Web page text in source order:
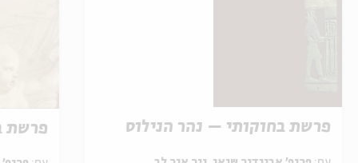
פרשת בחוקותי – נהר הנילוס פרשת